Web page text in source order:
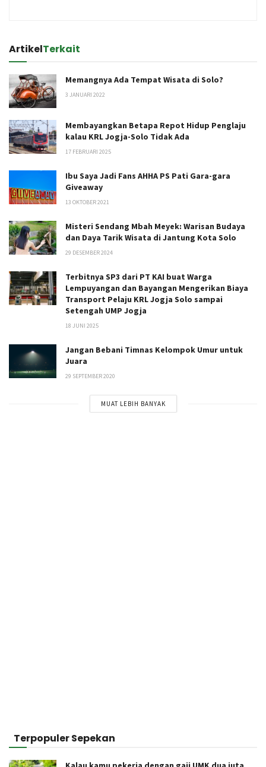
ArtikelTerkait
Memangnya Ada Tempat Wisata di Solo?
3 JANUARI 2022
Membayangkan Betapa Repot Hidup Penglaju
kalau KRL Jogja-Solo Tidak Ada
17 FEBRUARI 2025
Ibu Saya Jadi Fans AHHA PS Pati Gara-gara
Giveaway
13 OKTOBER 2021
Misteri Sendang Mbah Meyek: Warisan Budaya
dan Daya Tarik Wisata di Jantung Kota Solo
29 DESEMBER 2024
Terbitnya SP3 dari PT KAI buat Warga
Lempuyangan dan Bayangan Mengerikan Biaya
Transport Pelaju KRL Jogja Solo sampai
Setengah UMP Jogja
18 JUNI 2025
Jangan Bebani Timnas Kelompok Umur untuk
Juara
29 SEPTEMBER 2020
MUAT LEBIH BANYAK
Terpopuler Sepekan